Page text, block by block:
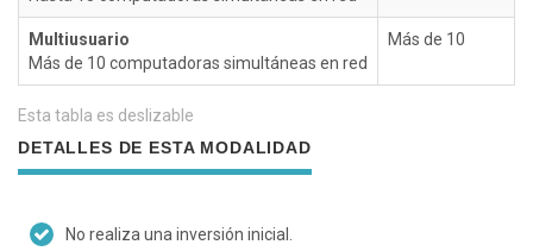
Multiusuario
Más de 10 computadoras simultáneas en red
Más de 10
Esta tabla es deslizable
DETALLES DE ESTA MODALIDAD
No realiza una inversión inicial.